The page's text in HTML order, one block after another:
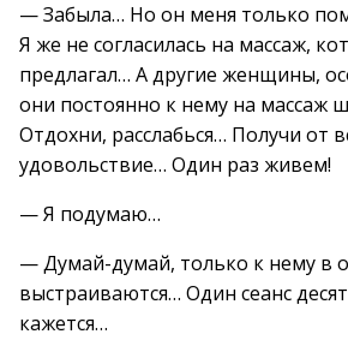
— Забыла… Но он меня только
Я же не согласилась на массаж,
предлагал… А другие женщины,
они постоянно к нему на массаж
Отдохни, расслабься… Получи от
удовольствие… Один раз живем!
— Я подумаю…
— Думай-думай, только к нему в
выстраиваются… Один сеанс
кажется…